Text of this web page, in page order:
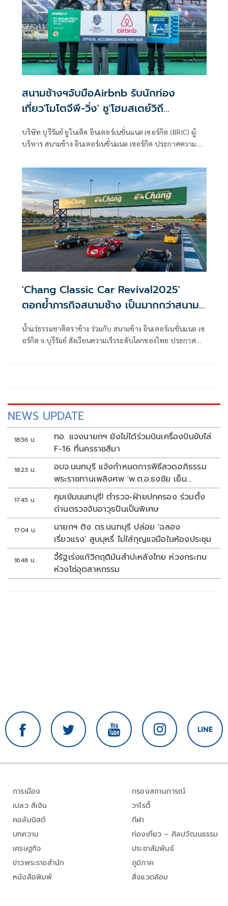
อินเตอร์เนชั่นแนล เซอร์กิต จ.บุรีรัมย์ ลงอย่างราบคาบ ขณะที่
แชมป์โลกคนปัจจุบันอย่าง มาร์ค มาร์เกซ จาก ดูคาติ เลอโนโว
ทีม รั้งอันดับ 2 หลังผ่านการซ้อมวันแรก เมื่อวันศุกร์ที่ผ่านมา
สนามช้างฯจับมือAirbnb รับนักท่อง
เที่ยว'โมโตจีพี-วิ่ง' ชู'โฮมสเตย์วิถี
บริษัท บุรีรัมย์ ยูไนเต็ด อินเตอร์เนชั่นแนล เซอร์กิต (BRIC) ผู้
บริหาร สนามช้าง อินเตอร์เนชั่นแนล เซอร์กิต ประกาศความ
พันธมิตรด้านที่พักอย่างเป็นทางการ (Official
Accommodation Partner) เพื่อเสริมความพร้อมในการรองรับ
อีเวนต์สุดยิ่งใหญ่แห่งปี ได้แก่ การแข่งขันจักรยานยนต์ชิงแชมป์
โลก โมโตจีพี สนามประเทศไทยและบุรีรัมย์ มาราธอน มุ่งขจัด
ปัญหาความไม่สมดุลของดีมานด์ที่พักในช่วงมหกรรมกีฬาระดับ
โลก พร้อมส่งเสริมแหล่งท่องเที่ยวท้องถิ่น ยกระดับมาตรฐาน
โฮมสเตย์ไทยสู่สากล รองรับ Mega Event ครบวงจร ประเดิมจัด
เวิร์กช็อปสำหรับโฮสต์โดย Airbnb ปั้นโฮสต์มือใหม่สร้างรายได้
จากที่พัก ซึ่งได้รับการตอบรับจากเจ้าของบ้านพักชาวบุรีรัมย์
แห่ร่วมงานกันอย่างล้นหลาม
'Chang Classic Car Revival2025'
ตอกย้ำภารกิจสนามช้าง เป็นมากกว่าสนาม
แข่งรถ
น้ำแร่ธรรมชาติตราช้าง ร่วมกับ สนามช้าง อินเตอร์เนชั่นแนล เซ
อร์กิต จ.บุรีรัมย์ สังเวียนความเร็วระดับโลกของไทย ประกาศ
เป็นบทพิสูจน์ถึงความสามารถในการบริหารจัดการสนามแข่ง
ระดับโลกที่เป็นภาพมากกว่าสนามแข่งรถ ไปพร้อมกับการจัด
เทศกาลรถคลาสสิคระดับชาติได้อย่างสมบูรณ์แบบ
NEWS UPDATE
18:56 น.
ทอ. แจงนายกฯ ยังไม่ได้ร่วมบินเครื่องบินขับไล่
F-16 ที่นครราชสีมา
18:23 น.
อบจ.นนทบุรี แจ้งกำหนดการพิธีสวดอภิธรรม
พระราชทานเพลิงศพ 'พ.ต.อ.ธงชัย เย็น
ประเสริฐ'
17:45 น.
คุมเข้มนนทบุรี! ตำรวจ-ฝ่ายปกครอง ร่วมตั้ง
ด่านตรวจจับอาวุธปืนเป็นพิเศษ
17:04 น.
นายกฯ ติง ตร.นนทบุรี ปล่อย 'ฉลอง
เรี่ยวแรง' สูบบุหรี่ ไม่ใส่กุญแจมือในห้องประชุม
16:48 น.
จี้รัฐเร่งแก้วิกฤติมันสำปะหลังไทย ห่วงกระทบ
ห่วงโซ่อุตสาหกรรม
การเมือง
เปลว สีเงิน
คอลัมนิสต์
บทความ
เศรษฐกิจ
ข่าวพระราชสำนัก
หนังสือพิมพ์
กรองสถานการณ์
วาไรตี้
กีฬา
ท่องเที่ยว – ศิลปวัฒนธรรม
ประชาสัมพันธ์
ภูมิภาค
สิ่งแวดล้อม